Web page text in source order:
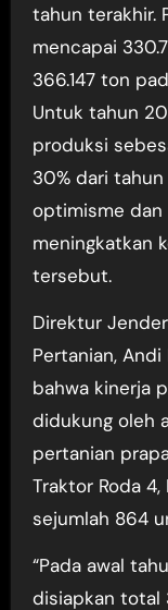
tahun terakhir.
mencapai
366.147 ton
Untuk tahun
produksi
30% dari
optimisme dan
meningkatkan
tersebut.
Direktur
Pertanian,
bahwa kinerja
didukung oleh
pertanian
Traktor Roda
sejumlah 864
“Pada awal
disiapkan total